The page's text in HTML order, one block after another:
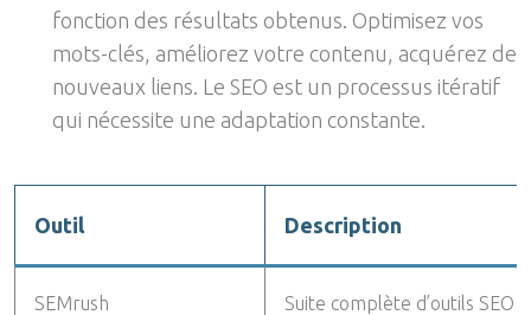
fonction des résultats obtenus. Optimisez vos
mots-clés, améliorez votre contenu, acquérez de
nouveaux liens. Le SEO est un processus itératif
qui nécessite une adaptation constante.
Outil Description
SEMrush Suite complète d’outils SEO